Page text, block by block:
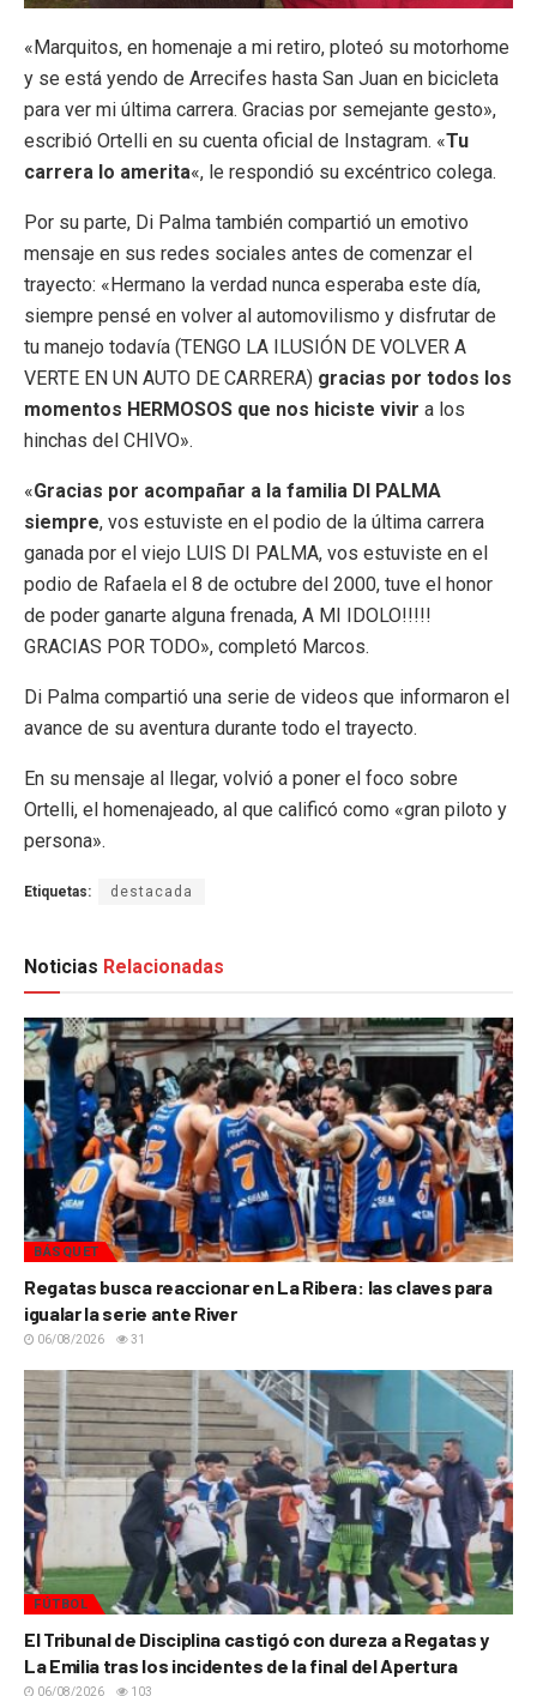
«Marquitos, en homenaje a mi retiro, ploteó su motorhome
y se está yendo de Arrecifes hasta San Juan en bicicleta
para ver mi última carrera. Gracias por semejante gesto»,
escribió Ortelli en su cuenta oficial de Instagram. «Tu
carrera lo amerita«, le respondió su excéntrico colega.
Por su parte, Di Palma también compartió un emotivo
mensaje en sus redes sociales antes de comenzar el
trayecto: «Hermano la verdad nunca esperaba este día,
siempre pensé en volver al automovilismo y disfrutar de
tu manejo todavía (TENGO LA ILUSIÓN DE VOLVER A
VERTE EN UN AUTO DE CARRERA) gracias por todos los
momentos HERMOSOS que nos hiciste vivir a los
hinchas del CHIVO».
«Gracias por acompañar a la familia DI PALMA
siempre, vos estuviste en el podio de la última carrera
ganada por el viejo LUIS DI PALMA, vos estuviste en el
podio de Rafaela el 8 de octubre del 2000, tuve el honor
de poder ganarte alguna frenada, A MI IDOLO!!!!!
GRACIAS POR TODO», completó Marcos.
Di Palma compartió una serie de videos que informaron el
avance de su aventura durante todo el trayecto.
En su mensaje al llegar, volvió a poner el foco sobre
Ortelli, el homenajeado, al que calificó como «gran piloto y
persona».
Etiquetas: destacada
Noticias Relacionadas
BÁSQUET
Regatas busca reaccionar en La Ribera: las claves para
igualar la serie ante River
06/08/2026 31
FÚTBOL
El Tribunal de Disciplina castigó con dureza a Regatas y
La Emilia tras los incidentes de la final del Apertura
06/08/2026 103